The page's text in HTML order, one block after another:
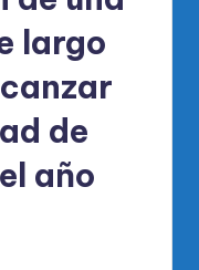
largo
de
año